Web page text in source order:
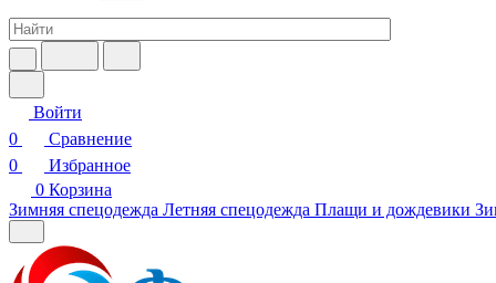
Войти
0
Сравнение
0
Избранное
0 Корзина
Зимняя спецодежда Летняя спецодежда Плащи и дождевики